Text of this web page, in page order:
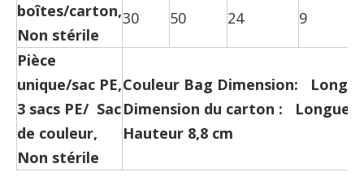
boîtes/carton,
Non stérile
30 50 24 9
Pièce
unique/sac PE,
3 sacs PE/ Sac
de couleur,
Non stérile
Couleur Bag Dimension:
Dimension du carton :
Hauteur 8,8 cm